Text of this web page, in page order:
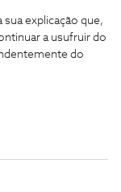
explicação que,
a usufruir do
do